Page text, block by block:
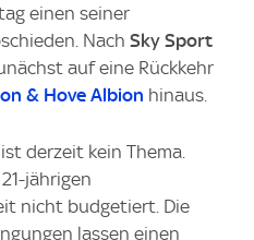
einen seiner
Nach Sky Sport
auf eine Rückkehr
& Hove Albion hinaus.
derzeit kein Thema.
jährigen
nicht budgetiert. Die
lassen einen